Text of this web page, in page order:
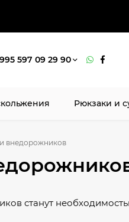
597 09 29 90
Рюкзаки и
внедорожников
станут